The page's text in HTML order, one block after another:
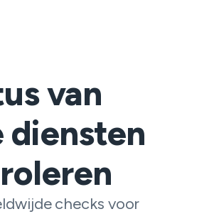
van
diensten
checks voor